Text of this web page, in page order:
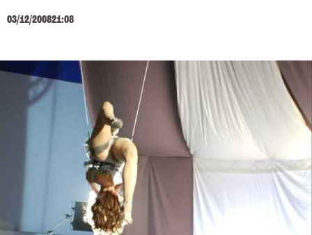
03/12/200821:08